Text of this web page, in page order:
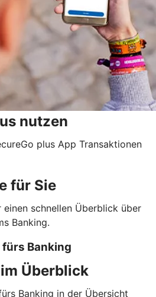
nutzen
plus App Transaktionen
für Sie
schnellen Überblick über
Banking.
Banking
Überblick
Banking in der Übersicht